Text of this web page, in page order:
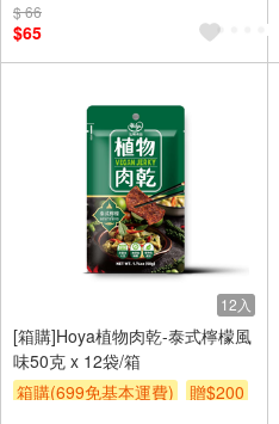
$ 66
$65
12入
[箱購]Hoya植物肉乾-泰式檸檬風
味50克 x 12袋/箱
箱購(699免基本運費)
贈$200